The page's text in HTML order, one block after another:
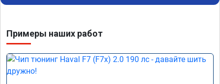
Номер сертификата: А011870 от 06.01.2026
Примеры наших работ